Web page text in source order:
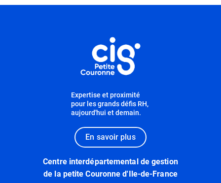
Expertise et proximité
pour les grands défis RH,
aujourd'hui et demain.
En savoir plus
Centre interdépartemental de gestion
de la petite Couronne d'Ile-de-France